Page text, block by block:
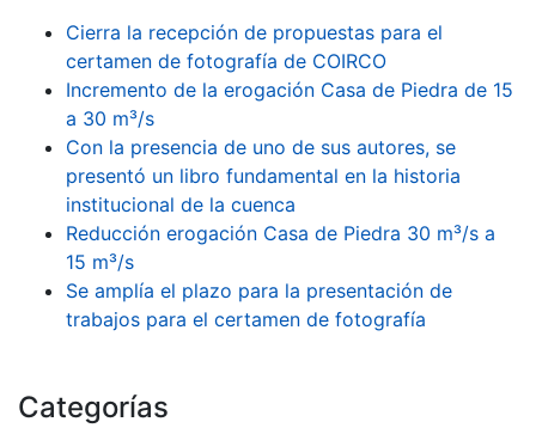
Cierra la recepción de propuestas para el
certamen de fotografía de COIRCO
Incremento de la erogación Casa de Piedra de 15
a 30 m³/s
Con la presencia de uno de sus autores, se
presentó un libro fundamental en la historia
institucional de la cuenca
Reducción erogación Casa de Piedra 30 m³/s a
15 m³/s
Se amplía el plazo para la presentación de
trabajos para el certamen de fotografía
Categorías